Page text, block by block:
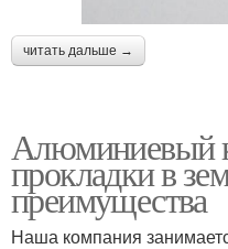
читать дальше →
Алюминиевый
прокладки в
преимущества
Наша компания